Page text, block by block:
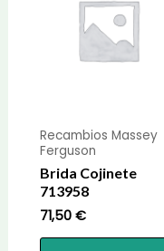
Recambios Massey
Ferguson
Brida Cojinete
713958
71,50 €